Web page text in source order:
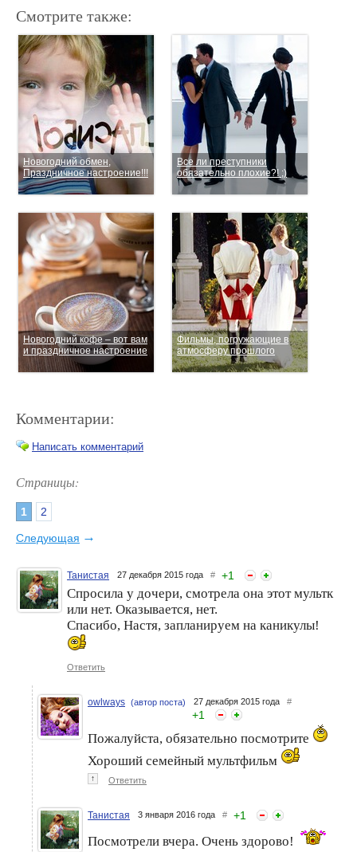
Смотрите также:
Новогодний обмен,
Праздничное настроение!!!
Все ли преступники
обязательно плохие?! ;)
Новогодний кофе – вот вам
и праздничное настроение
Фильмы, погружающие в
атмосферу прошлого
Новогоднее настроение.
Праздничная сказка
настроение!!!
Комментарии:
Написать комментарий
Страницы:
1 2
Следующая →
Танистая 27 декабря 2015 года # +1
Спросила у дочери, смотрела она этот мультк
или нет. Оказывается, нет.
Спасибо, Настя, запланируем на каникулы!
Ответить
owlways (автор поста) 27 декабря 2015 года #
+1
Пожалуйста, обязательно посмотрите
Хороший семейный мультфильм
↑ Ответить
Танистая 3 января 2016 года # +1
Посмотрели вчера. Очень здорово!